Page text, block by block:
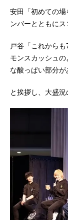
安田「初めての
ンバーとともにス
戸谷「これから
モンスカッシュ
な酸っぱい部分が
と挨拶し、大盛況